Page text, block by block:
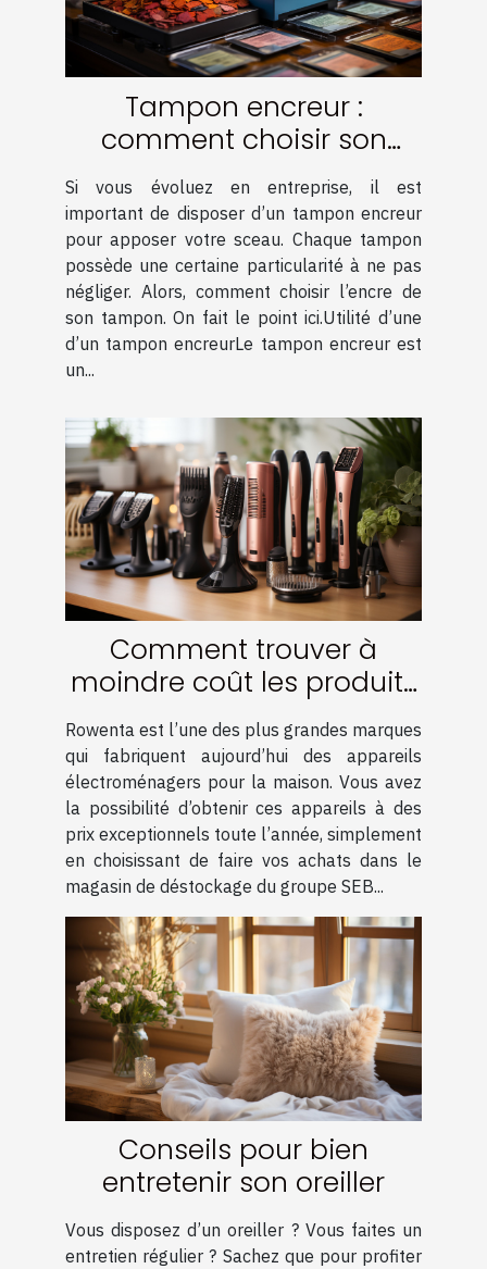
Tampon encreur :
comment choisir son
encre ?
Si vous évoluez en entreprise, il est
important de disposer d’un tampon encreur
pour apposer votre sceau. Chaque tampon
possède une certaine particularité à ne pas
négliger. Alors, comment choisir l’encre de
son tampon. On fait le point ici.Utilité d’une
d’un tampon encreurLe tampon encreur est
un...
Comment trouver à
moindre coût les produits
de la marque Rowenta ?
Rowenta est l’une des plus grandes marques
qui fabriquent aujourd’hui des appareils
électroménagers pour la maison. Vous avez
la possibilité d’obtenir ces appareils à des
prix exceptionnels toute l’année, simplement
en choisissant de faire vos achats dans le
magasin de déstockage du groupe SEB...
Conseils pour bien
entretenir son oreiller
Vous disposez d’un oreiller ? Vous faites un
entretien régulier ? Sachez que pour profiter